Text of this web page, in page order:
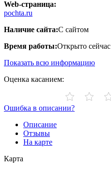
Web-страница:
pochta.ru
Наличие сайта:С сайтом
Время работы:Открыто сейчас
Показать всю информацию
Оценка касанием:
Ошибка в описании?
Описание
Отзывы
На карте
Карта